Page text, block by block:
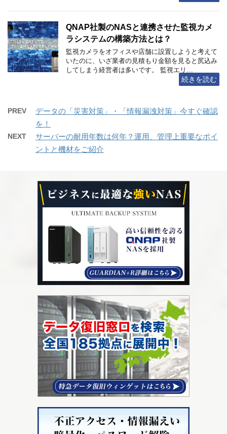
QNAP社製のNASと連携させた監視カメ
ラシステムの構築方法とは？
監視カメラをオフィスや店舗に設置しようと考えて
いたのに、いざ業者の見積もり金額を見ると尻込み
してしまう経営者は多いです。 監視エリ…
続きを読む
PREV
データの「災害対策」・「情報漏洩対策」今すぐ確認
を！
NEXT
サーバーの耐用年数は何年？運用、管理上重要なポイ
ントと機材をご紹介